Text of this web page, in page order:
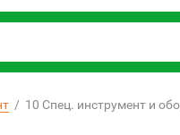
/  10 Спец. инструмент и